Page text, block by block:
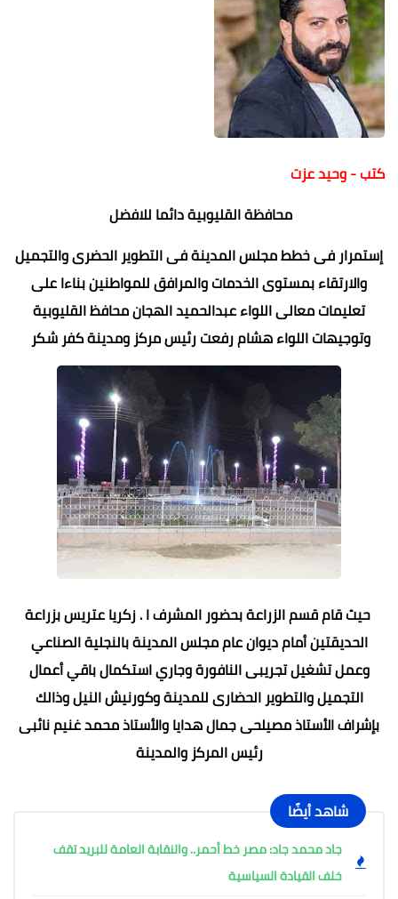
كتب - وحيد عزت
محافظة القليوبية دائما للافضل
إستمرار فى خطط مجلس المدينة فى التطوير الحضرى والتجميل
والارتقاء بمستوى الخدمات والمرافق للمواطنين بناءا على
تعليمات معالى اللواء عبدالحميد الهجان محافظ القليوبية
وتوجيهات اللواء هشام رفعت رئيس مركز ومدينة كفر شكر
حيث قام قسم الزراعة بحضور المشرف ا . زكريا عتريس بزراعة
الحديقتين أمام ديوان عام مجلس المدينة بالنجلية الصناعي
وعمل تشغيل تجريبى النافورة وجاري استكمال باقي أعمال
التجميل والتطوير الحضارى للمدينة وكورنيش النيل وذالك
بإشراف الأستاذ مصيلحى جمال هدايا والأستاذ محمد غنيم نائبى
رئيس المركز والمدينة
شاهد أيضًا
جاد محمد جاد: مصر خط أحمر.. والنقابة العامة للبريد تقف
خلف القيادة السياسية